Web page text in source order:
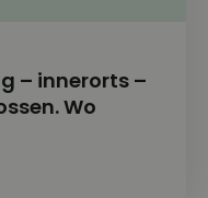
– innerorts –
Wo